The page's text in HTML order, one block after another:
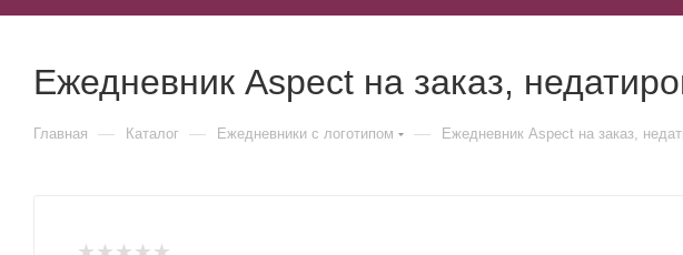
Ежедневник Aspect на заказ,
Главная — Каталог — Ежедневники c логотипом — Ежедневник Aspect на заказ,